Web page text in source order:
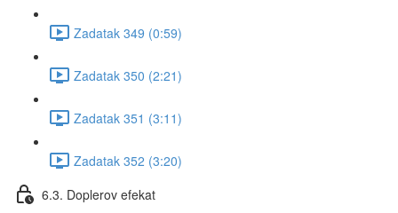
Zadatak 349 (0:59)
Zadatak 350 (2:21)
Zadatak 351 (3:11)
Zadatak 352 (3:20)
6.3. Doplerov efekat